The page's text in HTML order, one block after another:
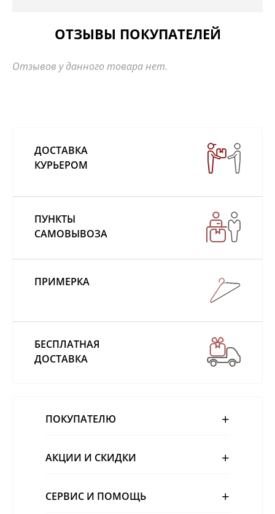
ОТЗЫВЫ ПОКУПАТЕЛЕЙ
Отзывов у данного товара нет.
ДОСТАВКА
КУРЬЕРОМ
ПУНКТЫ
САМОВЫВОЗА
ПРИМЕРКА
БЕСПЛАТНАЯ
ДОСТАВКА
ПОКУПАТЕЛЮ
АКЦИИ И СКИДКИ
СЕРВИС И ПОМОЩЬ